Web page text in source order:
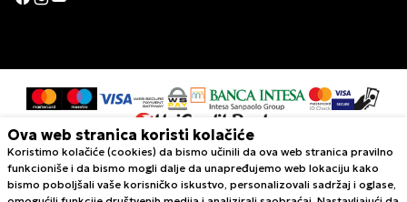
Nastojimo da budemo što precizniji u opisu proizvoda, prikazu slika i
samih cena, ali ne možemo garantovati da su sve informacije kompletne i
bez grešaka. Svi artikli prikazani na sajtu su deo naše ponude i ne
Ova web stranica koristi kolačiće
Koristimo kolačiće (cookies) da bismo učinili da ova web stranica pravilno
funkcioniše i da bismo mogli dalje da unapređujemo web lokaciju kako
bismo poboljšali vaše korisničko iskustvo, personalizovali sadržaj i oglase,